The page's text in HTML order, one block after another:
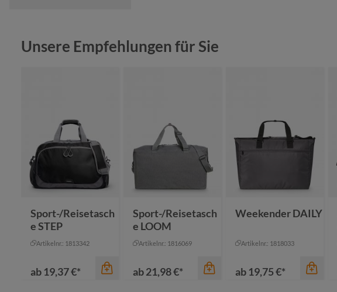
Produktgalerie überspringen
Unsere Empfehlungen für Sie
Sport-/Reisetasch
e STEP
Artikelnr.: 1813342
ab19,37 €*
Sport-/Reisetasch
e LOOM
Artikelnr.: 1816069
ab21,98 €*
Weekender DAILY
Artikelnr.: 1818033
ab19,75 €*